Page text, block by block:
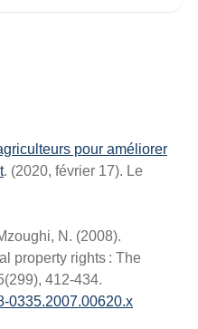
pour améliorer
. (2020, février 17). Le
N. (2008).
property rights : The
412‑434.
0335.2007.00620.x